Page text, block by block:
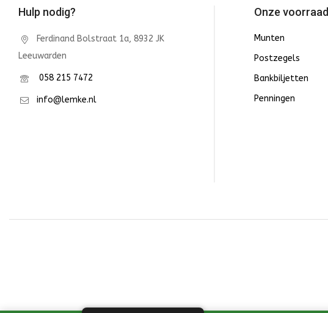
Hulp nodig?
Ferdinand Bolstraat 1a, 8932 JK
Leeuwarden
058 215 7472
info@lemke.nl
Onze voorraad
Munten
Postzegels
Bankbiljetten
Penningen